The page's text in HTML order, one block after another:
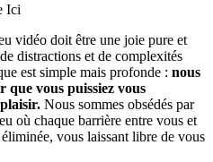
Ici
vidéo doit être une joie pure et
distractions et de complexités
est simple mais profonde : nous
que vous puissiez vous
Nous sommes obsédés par
où chaque barrière entre vous et
vous laissant libre de vous